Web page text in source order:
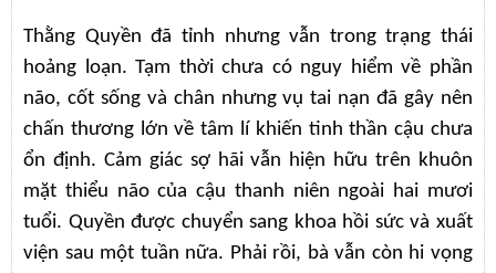
Thằng Quyền đã tỉnh nhưng vẫn trong trạng thái
hoảng loạn. Tạm thời chưa có nguy hiểm về phần
não, cốt sống và chân nhưng vụ tai nạn đã gây nên
chấn thương lớn về tâm lí khiến tinh thần cậu chưa
ổn định. Cảm giác sợ hãi vẫn hiện hữu trên khuôn
mặt thiểu não của cậu thanh niên ngoài hai mươi
tuổi. Quyền được chuyển sang khoa hồi sức và xuất
viện sau một tuần nữa. Phải rồi, bà vẫn còn hi vọng